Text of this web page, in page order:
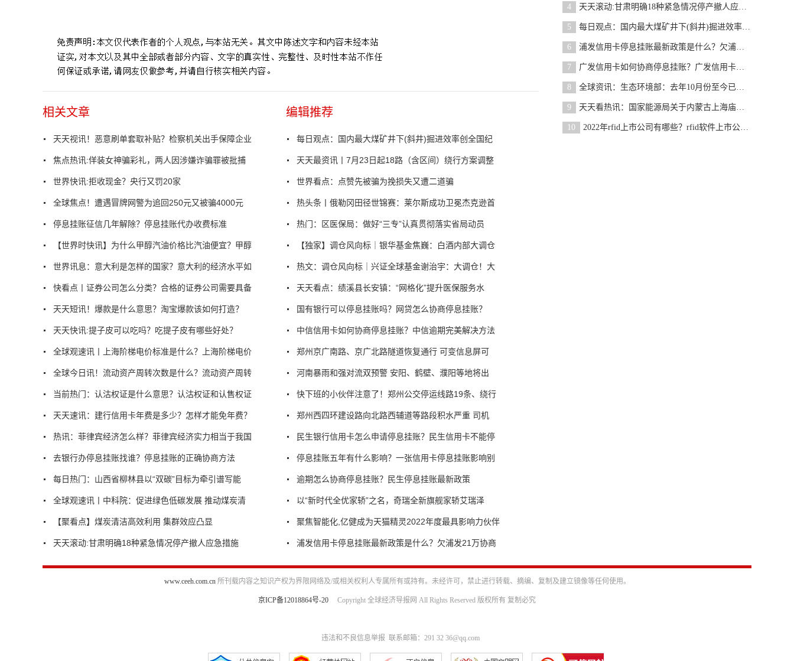
相关文章
天天视讯！恶意刷单套取补贴？检察机关出手保障企业
焦点热讯:佯装女神骗彩礼，两人因涉嫌诈骗罪被批捕
世界快讯:拒收现金？央行又罚20家
全球焦点！遭遇冒牌网警为追回250元又被骗4000元
停息挂账征信几年解除？停息挂账代办收费标准
【世界时快讯】为什么甲醇汽油价格比汽油便宜？甲醇
世界讯息：意大利是怎样的国家？意大利的经济水平如
快看点丨证券公司怎么分类？合格的证券公司需要具备
天天短讯！爆款是什么意思？淘宝爆款该如何打造？
天天快讯:提子皮可以吃吗？吃提子皮有哪些好处？
全球观速讯丨上海阶梯电价标准是什么？上海阶梯电价
全球今日讯！流动资产周转次数是什么？流动资产周转
当前热门：认沽权证是什么意思？认沽权证和认售权证
天天速讯：建行信用卡年费是多少？怎样才能免年费？
热讯：菲律宾经济怎么样？菲律宾经济实力相当于我国
去银行办停息挂账找谁？停息挂账的正确协商方法
每日热门：山西省柳林县以“双碳”目标为牵引谱写能
全球观速讯丨中科院：促进绿色低碳发展 推动煤炭清
【聚看点】煤炭清洁高效利用 集群效应凸显
天天滚动:甘肃明确18种紧急情况停产撤人应急措施
编辑推荐
每日观点：国内最大煤矿井下(斜井)掘进效率创全国纪
天天最资讯丨7月23日起18路（含区间）绕行方案调整
世界看点：点赞先被骗为挽损失又遭二道骗
热头条丨俄勒冈田径世锦赛：莱尔斯成功卫冕杰克逊首
热门：区医保局：做好“三专”认真贯彻落实省局动员
【独家】调仓风向标｜银华基金焦巍：白酒内部大调仓
热文：调仓风向标｜兴证全球基金谢治宇：大调仓！大
天天看点：绩溪县长安镇：“网格化”提升医保服务水
国有银行可以停息挂账吗？网贷怎么协商停息挂账？
中信信用卡如何协商停息挂账？中信逾期完美解决方法
郑州京广南路、京广北路隧道恢复通行 可变信息屏可
河南暴雨和强对流双预警 安阳、鹤壁、濮阳等地将出
快下班的小伙伴注意了！郑州公交停运线路19条、绕行
郑州西四环建设路向北路西辅道等路段积水严重 司机
民生银行信用卡怎么申请停息挂账？民生信用卡不能停
停息挂账五年有什么影响？一张信用卡停息挂账影响别
逾期怎么协商停息挂账？民生停息挂账最新政策
以“新时代全优家轿”之名，奇瑞全新旗舰家轿艾瑞泽
聚焦智能化,亿健成为天猫精灵2022年度最具影响力伙伴
浦发信用卡停息挂账最新政策是什么？欠浦发21万协商
4 天天滚动:甘肃明确18种紧急情况停产撤人应急措施
5 每日观点：国内最大煤矿井下(斜井)掘进效率创全国纪
6 浦发信用卡停息挂账最新政策是什么？欠浦发21万协商
7 广发信用卡如何协商停息挂账？广发信用卡停息挂账申
8 全球资讯：生态环境部：去年10月份至今已审查审批煤
9 天天看热讯：国家能源局关于内蒙古上海庙矿区长城二
10 2022年rfid上市公司有哪些？rfid软件上市公司有哪些？
www.ceeh.com.cn所刊载内容之知识产权为界限网络及/或相关权利人专属所有或持有。未经许可，禁止进行转载、摘编、复制及建立镜像等任何使用。
京ICP备12018864号-20 Copyright 全球经济导报网 All Rights Reserved 版权所有 复制必究
违法和不良信息举报 联系邮箱：291 32 36@qq.com